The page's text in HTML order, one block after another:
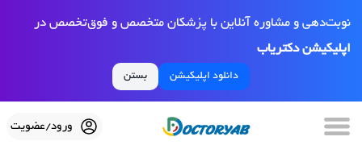
نوبت‌دهی و مشاوره آنلاین با پزشکان متخصص و فوق‌تخصص در
اپلیکیشن دکتریاب
دانلود اپلیکیشن بستن
ورود/عضویت